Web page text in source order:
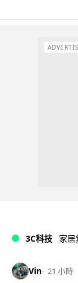
3C科技 家居
Vin 21 小時